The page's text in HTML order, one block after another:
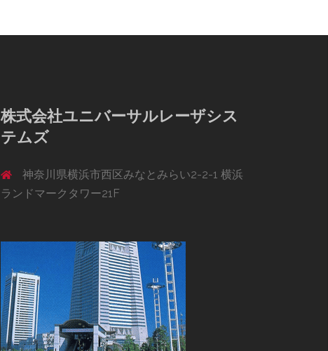
株式会社ユニバーサルレーザシス
テムズ
神奈川県横浜市西区みなとみらい2-2-1 横浜
ランドマークタワー21F